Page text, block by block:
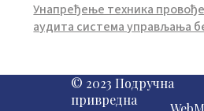
Унапређење техника
аудита система управљања
© 2023 Подручна
привредна